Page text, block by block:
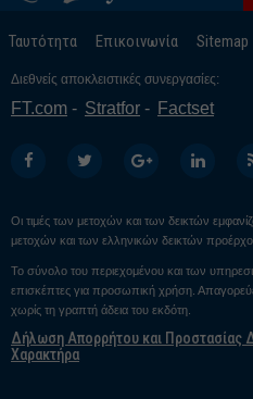
Ταυτότητα Επικοινωνία Sitemap
Διεθνείς αποκλειστικές συνεργασίες:
FT.com Stratfor Factset
Οι τιμές των μετοχών και των δεικτών
μετοχών και των ελληνικών δεικτών
Το σύνολο του περιεχομένου και των
επισκέπτες για προσωπική χρήση.
χωρίς τη γραπτή άδεια του εκδότη.
Δήλωση Απορρήτου και
Χαρακτήρα